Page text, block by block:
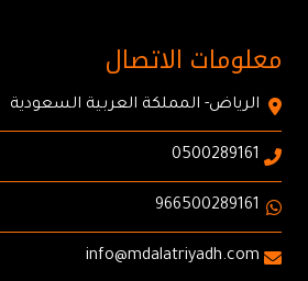
معلومات الاتصال
الرياض- المملكة العربية السعودية
0500289161
966500289161
info@mdalatriyadh.com